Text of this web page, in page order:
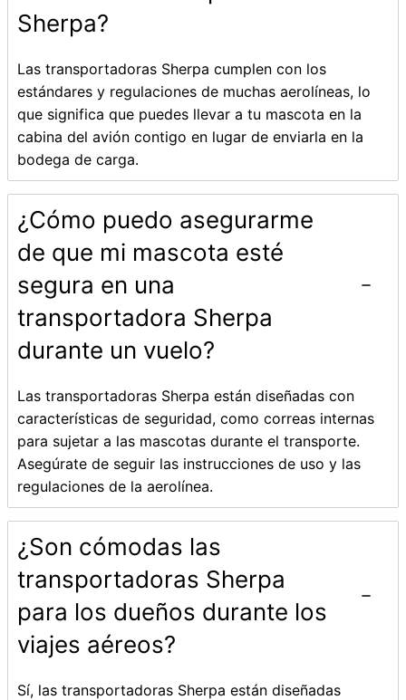
Sherpa?
Las transportadoras Sherpa cumplen con los
estándares y regulaciones de muchas aerolíneas, lo
que significa que puedes llevar a tu mascota en la
cabina del avión contigo en lugar de enviarla en la
bodega de carga.
¿Cómo puedo asegurarme
de que mi mascota esté
segura en una
transportadora Sherpa
durante un vuelo?
Las transportadoras Sherpa están diseñadas con
características de seguridad, como correas internas
para sujetar a las mascotas durante el transporte.
Asegúrate de seguir las instrucciones de uso y las
regulaciones de la aerolínea.
¿Son cómodas las
transportadoras Sherpa
para los dueños durante los
viajes aéreos?
Sí, las transportadoras Sherpa están diseñadas